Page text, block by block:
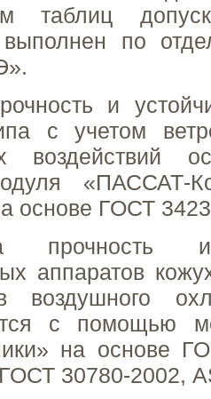
таблиц
по
и
с учетом
воздействий
«ПАССАТ-
основе ГОСТ
прочность и
аппаратов
воздушного
с помощью
на основе
30780-2002,